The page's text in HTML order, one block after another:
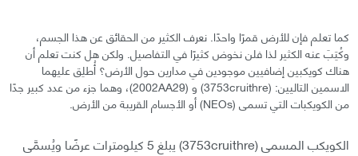
كما تعلم فإن للأرض قمرًا واحدًا. نعرف الكثير من الحقائق عن هذا الجسم،
وكُتِبَ عنه الكثير لذا فلن نخوض كثيرًا في التفاصيل. ولكن هل كنت تعلم أن
هناك كويكبين إضافيين موجودين في مدارين حول الأرض؟ أُطلِق عليهما
الاسمين التاليين: (3753cruithre) و (2002AA29)، وهما جزء من عدد كبير جدًا
من الكويكبات التي تسمى (NEOs) أو الأجسام القريبة من الأرض.
الكويكب المسمى (3753cruithre) يبلغ 5 كيلومترات عرضًا ويُسمَّى